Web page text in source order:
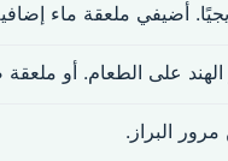
أضيفي ملعقة ماء
على الطعام. أو